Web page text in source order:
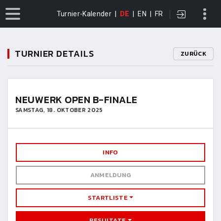
Turnier-Kalender DE EN FR
TURNIER DETAILS ZURÜCK
NEUWERK OPEN B-FINALE
SAMSTAG, 18. OKTOBER 2025
INFO
ANMELDUNG
STARTLISTE